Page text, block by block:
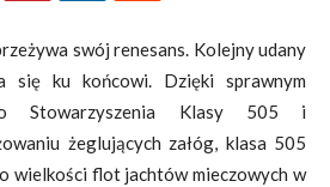
swój renesans. Kolejny udany
się ku końcowi. Dzięki sprawnym
Stowarzyszenia Klasy 505 i
żeglujących załóg, klasa 505
wielkości flot jachtów mieczowych w